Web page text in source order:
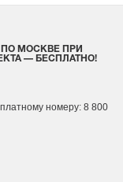
МОСКВЕ ПРИ
— БЕСПЛАТНО!
номеру: 8 800